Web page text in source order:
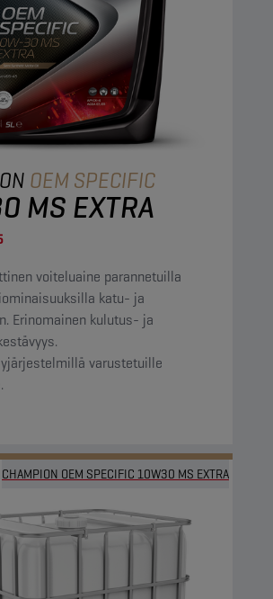
OEM SPECIFIC
MS EXTRA
voiteluaine parannetuilla
katu- ja
Erinomainen kulutus- ja
varustetuille
CHAMPION OEM SPECIFIC 10W30 MS EXTRA